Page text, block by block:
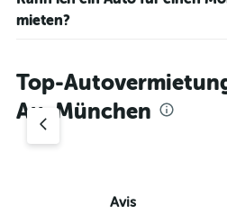
mieten?
Top-
Au, München
Avis